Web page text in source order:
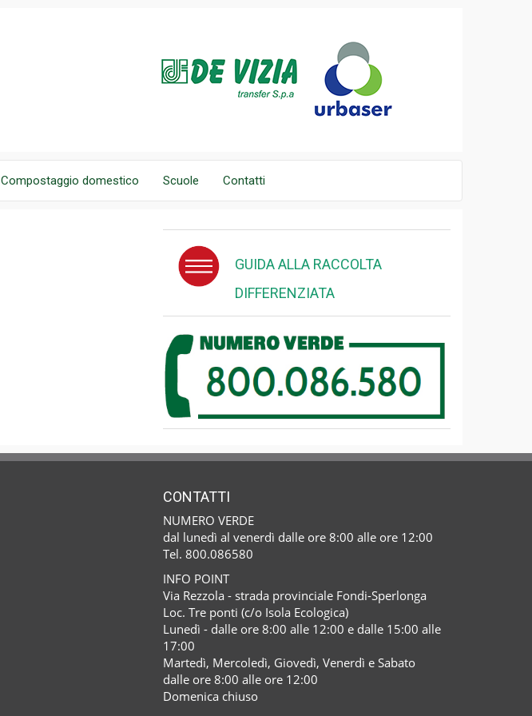
Compostaggio domestico Scuole Contatti
GUIDA ALLA RACCOLTA
DIFFERENZIATA
CONTATTI
NUMERO VERDE
dal lunedì al venerdì dalle ore 8:00 alle ore 12:00
Tel. 800.086580
INFO POINT
Via Rezzola - strada provinciale Fondi-Sperlonga
Loc. Tre ponti (c/o Isola Ecologica)
Lunedì - dalle ore 8:00 alle 12:00 e dalle 15:00 alle
17:00
Martedì, Mercoledì, Giovedì, Venerdì e Sabato
dalle ore 8:00 alle ore 12:00
Domenica chiuso